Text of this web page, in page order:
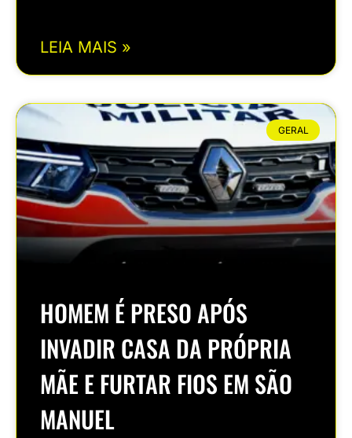
LEIA MAIS »
GERAL
HOMEM É PRESO APÓS
INVADIR CASA DA PRÓPRIA
MÃE E FURTAR FIOS EM SÃO
MANUEL